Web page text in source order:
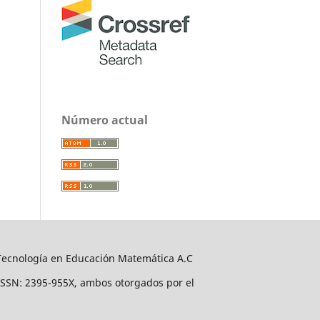
Número actual
en Educación Matemática A.C
2395-955X, ambos otorgados por el